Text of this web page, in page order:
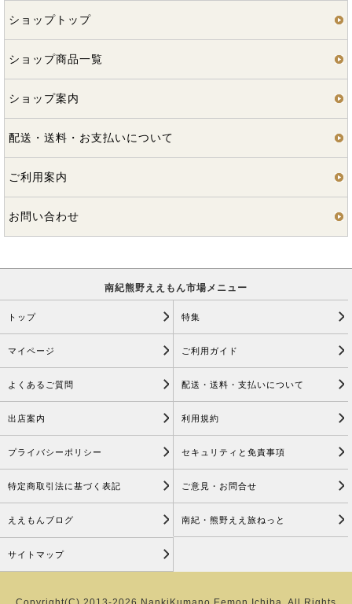
ショップトップ
ショップ商品一覧
ショップ案内
配送・送料・お支払いについて
ご利用案内
お問い合わせ
南紀熊野ええもん市場メニュー
トップ 特集
マイページ ご利用ガイド
よくあるご質問 配送・送料・支払いについて
出店案内 利用規約
プライバシーポリシー セキュリティと免責事項
特定商取引法に基づく表記 ご意見・お問合せ
ええもんブログ 南紀・熊野ええ旅ねっと
サイトマップ